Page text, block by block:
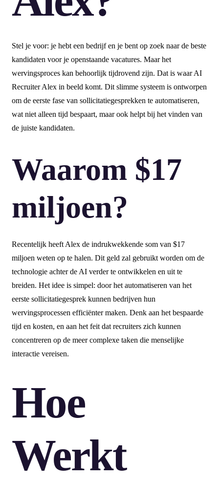
Stel je voor: je hebt een bedrijf en je bent op zoek naar de beste
kandidaten voor je openstaande vacatures. Maar het
wervingsproces kan behoorlijk tijdrovend zijn. Dat is waar AI
Recruiter Alex in beeld komt. Dit slimme systeem is ontworpen
om de eerste fase van sollicitatiegesprekken te automatiseren,
wat niet alleen tijd bespaart, maar ook helpt bij het vinden van
de juiste kandidaten.
Waarom $17
miljoen?
Recentelijk heeft Alex de indrukwekkende som van $17
miljoen weten op te halen. Dit geld zal gebruikt worden om de
technologie achter de AI verder te ontwikkelen en uit te
breiden. Het idee is simpel: door het automatiseren van het
eerste sollicitatiegesprek kunnen bedrijven hun
wervingsprocessen efficiënter maken. Denk aan het bespaarde
tijd en kosten, en aan het feit dat recruiters zich kunnen
concentreren op de meer complexe taken die menselijke
interactie vereisen.
Hoe
Werkt